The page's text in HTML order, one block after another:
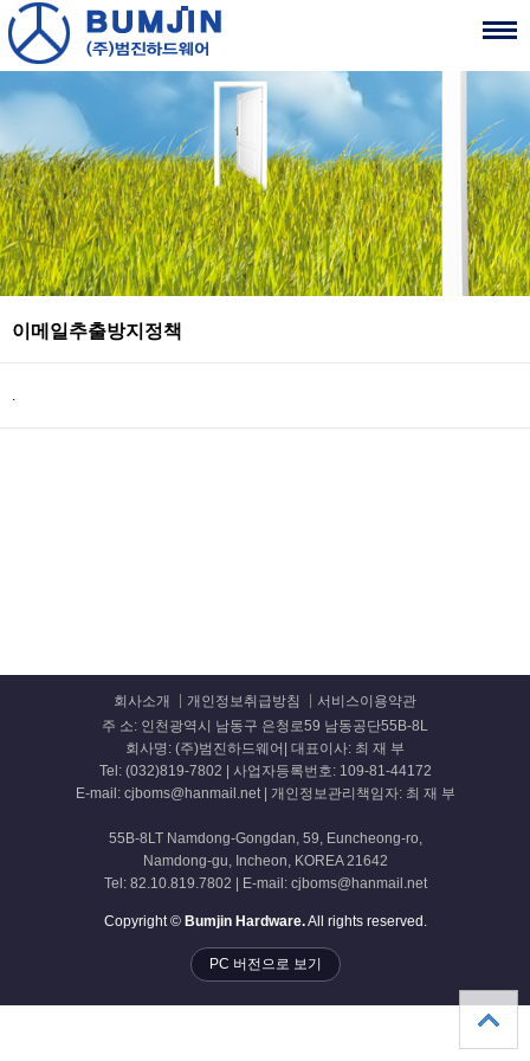
이메일추출방지정책
.
회사소개 개인정보취급방침
서비스이용약관
주 소: 인천광역시 남동구 은청로59 남동공단55B-8L
회사명: (주)범진하드웨어| 대표이사: 최 재 부
Tel: (032)819-7802 | 사업자등록번호: 109-81-44172
E-mail: cjboms@hanmail.net | 개인정보관리책임자: 최 재 부
55B-8LT Namdong-Gongdan, 59, Euncheong-ro,
Namdong-gu, Incheon, KOREA 21642
Tel: 82.10.819.7802 | E-mail: cjboms@hanmail.net
Copyright © Bumjin Hardware.All rights reserved.
PC 버전으로 보기